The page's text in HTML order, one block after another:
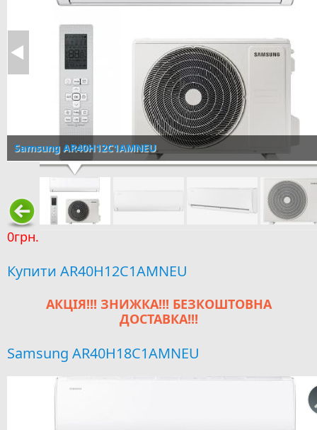
Samsung AR40H12C1AMNEU
0грн.
Купити AR40H12C1AMNEU
АКЦІЯ!!! ЗНИЖКА!!! БЕЗКОШТОВНА
ДОСТАВКА!!!
Samsung AR40H18C1AMNEU